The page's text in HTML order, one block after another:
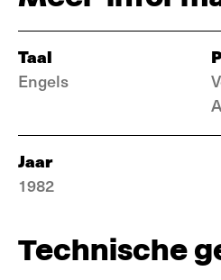
Taal
Engels
Jaar
1982
Technische